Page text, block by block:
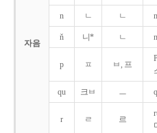
자음
n ㄴ ㄴ
ň 니* ㄴ
p ㅍ ㅂ, 프
qu 크ㅂ ㅡ
r ㄹ 르